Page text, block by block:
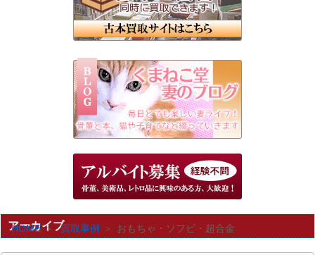
HOME 買取事例 おもちゃ・ソフビ・超合金
アーカイブ